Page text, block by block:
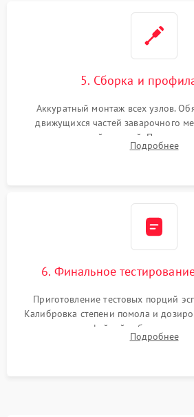
5. Сборка и
Аккуратный монтаж всех узлов.
движущихся частей заварочного
силиконовой смазкой.
декальцинации и очистки системы
Подробнее
6. Финальное
Приготовление тестовых порций
Калибровка степени помола и
плотности кофейной таблетки,
качества молочной пены. Контроль
Подробнее